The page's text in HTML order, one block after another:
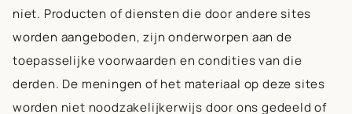
niet. Producten of diensten die door andere sites
worden aangeboden, zijn onderworpen aan de
toepasselijke voorwaarden en condities van die
derden. De meningen of het materiaal op deze sites
worden niet noodzakelijkerwijs door ons gedeeld of